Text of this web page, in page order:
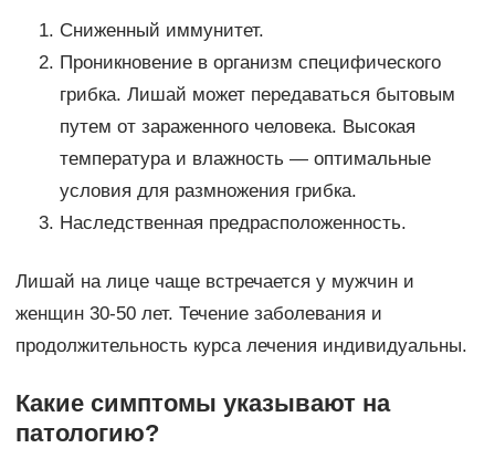
Сниженный иммунитет.
Проникновение в организм специфического
грибка. Лишай может передаваться бытовым
путем от зараженного человека. Высокая
температура и влажность — оптимальные
условия для размножения грибка.
Наследственная предрасположенность.
Лишай на лице чаще встречается у мужчин и
женщин 30-50 лет. Течение заболевания и
продолжительность курса лечения индивидуальны.
Какие симптомы указывают на
патологию?